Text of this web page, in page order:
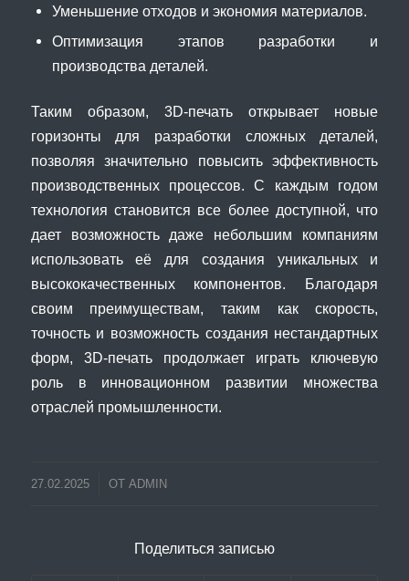
Уменьшение отходов и экономия материалов.
Оптимизация этапов разработки и
производства деталей.
Таким образом, 3D-печать открывает новые
горизонты для разработки сложных деталей,
позволяя значительно повысить эффективность
производственных процессов. С каждым годом
технология становится все более доступной, что
дает возможность даже небольшим компаниям
использовать её для создания уникальных и
высококачественных компонентов. Благодаря
своим преимуществам, таким как скорость,
точность и возможность создания нестандартных
форм, 3D-печать продолжает играть ключевую
роль в инновационном развитии множества
отраслей промышленности.
27.02.2025 ОТ ADMIN
Поделиться записью